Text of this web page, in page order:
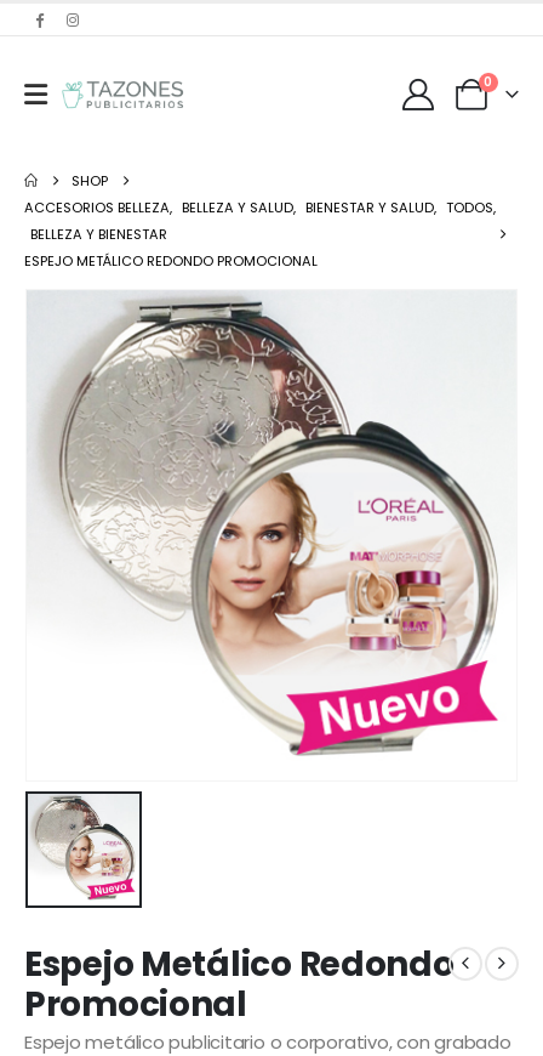
0
SHOP
ACCESORIOS BELLEZA, BELLEZA Y SALUD, BIENESTAR Y SALUD, TODOS,
BELLEZA Y BIENESTAR
ESPEJO METÁLICO REDONDO PROMOCIONAL
Espejo Metálico Redondo
Promocional
Espejo metálico publicitario o corporativo, con grabado